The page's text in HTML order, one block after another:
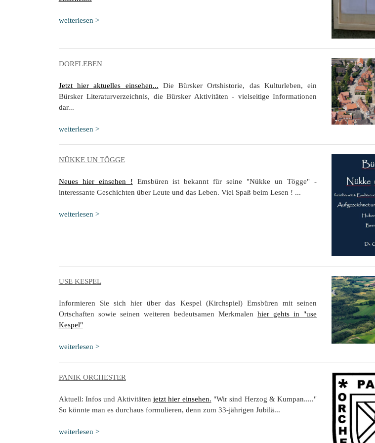
weiterlesen >
DORFLEBEN
Jetzt hier aktuelles einsehen... Die Bürsker Ortshistorie, das Kulturleben, ein
Bürsker Literaturverzeichnis, die Bürsker Aktivitäten - vielseitige Informationen
dar...
weiterlesen >
NÜKKE UN TÖGGE
Neues hier einsehen ! Emsbüren ist bekannt für seine "Nükke un Tögge" -
interessante Geschichten über Leute und das Leben. Viel Spaß beim Lesen ! ...
weiterlesen >
USE KESPEL
Informieren Sie sich hier über das Kespel (Kirchspiel) Emsbüren mit seinen
Ortschaften sowie seinen weiteren bedeutsamen Merkmalenhier gehts in "use
Kespel"
weiterlesen >
PANIK ORCHESTER
Aktuell: Infos und Aktivitäten jetzt hier einsehen. "Wir sind Herzog & Kumpan....."
So könnte man es durchaus formulieren, denn zum 33-jährigen Jubilä...
weiterlesen >